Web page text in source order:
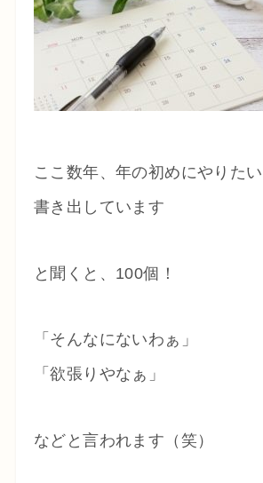
ここ数年、年の初めにやりた
書き出しています
と聞くと、100個！
「そんなにないわぁ」
「欲張りやなぁ」
などと言われます（笑）